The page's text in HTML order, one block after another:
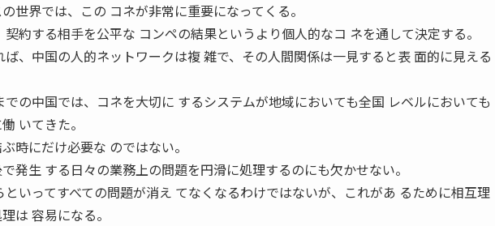
世界では、この コネが非常に重要になってくる。
約する相手を公平な コンペの結果というより個人的なコ ネを通して決定する。
ば、中国の人的ネットワークは複 雑で、その人間関係は一見すると表 面的に見える
での中国では、コネを大切に するシステムが地域においても全国 レベルにおいても
いてきた。
時にだけ必要な のではない。
発生 する日々の業務上の問題を円滑に処理するのにも欠かせない。
といってすべての問題が消え てなくなるわけではないが、これがあ るために相互理
は 容易になる。